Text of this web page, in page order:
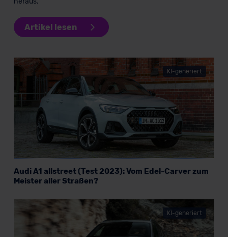
Artikel lesen
KI-generiert
Audi A1 allstreet (Test 2023): Vom Edel-Carver zum
Meister aller Straßen?
KI-generiert